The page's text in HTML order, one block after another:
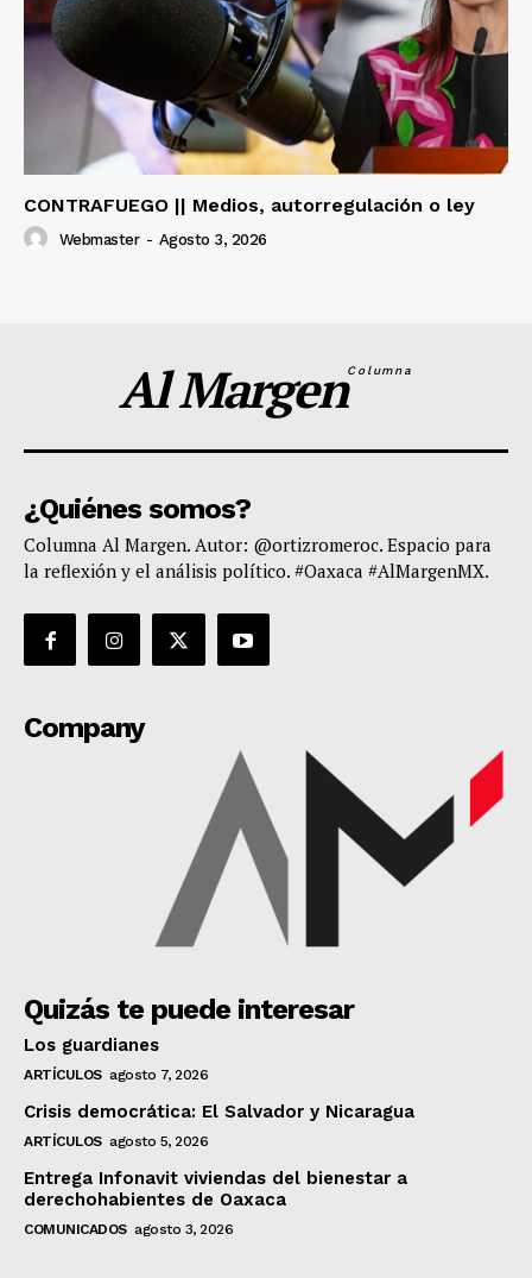
CONTRAFUEGO || Medios, autorregulación o ley
Webmaster - Agosto 3, 2026
Al MargenColumna
¿Quiénes somos?
Columna Al Margen. Autor: @ortizromeroc. Espacio para
la reflexión y el análisis político. #Oaxaca #AlMargenMX.
Company
Quizás te puede interesar
Los guardianes
ARTÍCULOS agosto 7, 2026
Crisis democrática: El Salvador y Nicaragua
ARTÍCULOS agosto 5, 2026
Entrega Infonavit viviendas del bienestar a
derechohabientes de Oaxaca
COMUNICADOS agosto 3, 2026